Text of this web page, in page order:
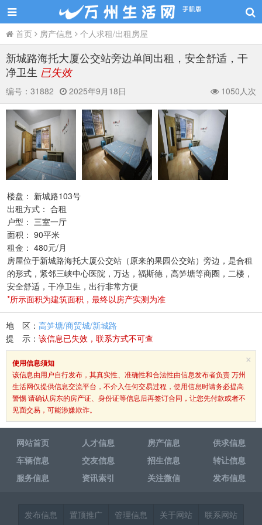
首页 房产信息 个人求租/出租房屋
新城路海托大厦公交站旁边单间出租，安全舒适，干
净卫生 已失效
编号： 31882 2025年9月18日 1050人次
楼盘： 新城路103号
出租方式： 合租
户型： 三室一厅
面积： 90平米
租金： 480元/月
房屋位于新城路海托大厦公交站（原来的果园公交站）旁边，是合租
的形式，紧邻三峡中心医院，万达，福斯德，高笋塘等商圈，二楼，
安全舒适，干净卫生，出行非常方便
*所示面积为建筑面积，最终以房产实测为准
地 区： 高笋塘/商贸城/新城路
提 示： 该信息已失效，联系方式不可查
×
使用信息须知
该信息由用户自行发布，其真实性、准确性和合法性由信息发布者负责 万州
生活网仅提供信息交流平台，不介入任何交易过程，使用信息时请务必提高
警惕 请确认房东的房产证、身份证等信息后再签订合同，让您先付款或者不
见面交易，可能涉嫌欺诈。
网站首页 人才信息 房产信息
供求信息
车辆信息
交友信息 招生信息
转让信息
服务信息
资讯索引 关注微信 发布信息
发布信息 置顶推广 管理信息 关于网站 联系网站